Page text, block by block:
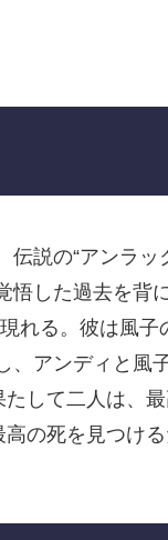
説の“アンラッ
した過去を背
れる。彼は風子
アンディと風
して二人は、
の死を見つけ